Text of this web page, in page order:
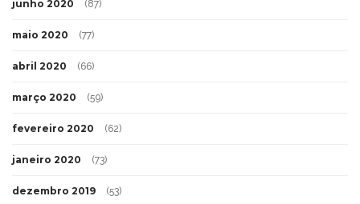
junho 2020 (87)
maio 2020 (77)
abril 2020 (66)
março 2020 (59)
fevereiro 2020 (62)
janeiro 2020 (73)
dezembro 2019 (53)